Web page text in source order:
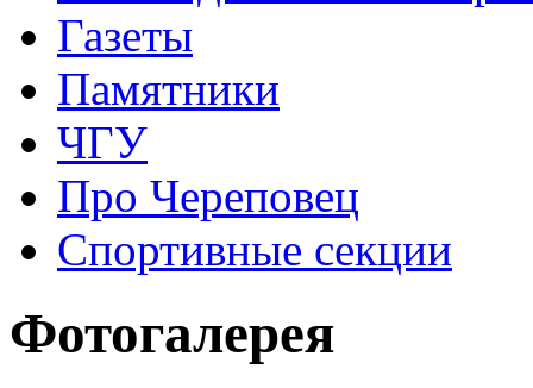
Газеты
Памятники
ЧГУ
Про Череповец
Спортивные секции
Фотогалерея